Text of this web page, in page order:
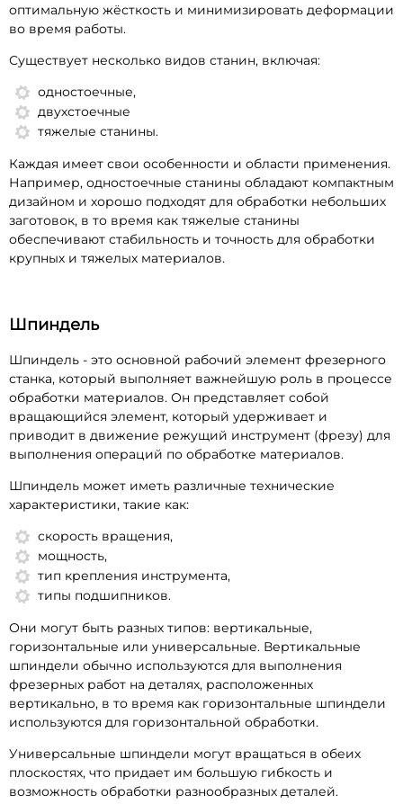
оптимальную жёсткость и минимизировать деформации
во время работы.
Существует несколько видов станин, включая:
одностоечные,
двухстоечные
тяжелые станины.
Каждая имеет свои особенности и области применения.
Например, одностоечные станины обладают компактным
дизайном и хорошо подходят для обработки небольших
заготовок, в то время как тяжелые станины
обеспечивают стабильность и точность для обработки
крупных и тяжелых материалов.
Шпиндель
Шпиндель - это основной рабочий элемент фрезерного
станка, который выполняет важнейшую роль в процессе
обработки материалов. Он представляет собой
вращающийся элемент, который удерживает и
приводит в движение режущий инструмент (фрезу) для
выполнения операций по обработке материалов.
Шпиндель может иметь различные технические
характеристики, такие как:
скорость вращения,
мощность,
тип крепления инструмента,
типы подшипников.
Они могут быть разных типов: вертикальные,
горизонтальные или универсальные. Вертикальные
шпиндели обычно используются для выполнения
фрезерных работ на деталях, расположенных
вертикально, в то время как горизонтальные шпиндели
используются для горизонтальной обработки.
Универсальные шпиндели могут вращаться в обеих
плоскостях, что придает им большую гибкость и
возможность обработки разнообразных деталей.